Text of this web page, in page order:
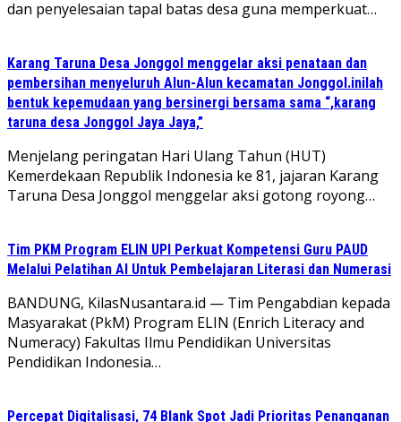
dan penyelesaian tapal batas desa guna memperkuat…
Karang Taruna Desa Jonggol menggelar aksi penataan dan
pembersihan menyeluruh Alun-Alun kecamatan Jonggol.inilah
bentuk kepemudaan yang bersinergi bersama sama “,karang
taruna desa Jonggol Jaya Jaya,”
‎Menjelang peringatan Hari Ulang Tahun (HUT)
Kemerdekaan Republik Indonesia ke 81, jajaran Karang
Taruna Desa Jonggol menggelar aksi gotong royong…
Tim PKM Program ELIN UPI Perkuat Kompetensi Guru PAUD
Melalui Pelatihan AI Untuk Pembelajaran Literasi dan Numerasi
BANDUNG, KilasNusantara.id — Tim Pengabdian kepada
Masyarakat (PkM) Program ELIN (Enrich Literacy and
Numeracy) Fakultas Ilmu Pendidikan Universitas
Pendidikan Indonesia…
Percepat Digitalisasi, 74 Blank Spot Jadi Prioritas Penanganan